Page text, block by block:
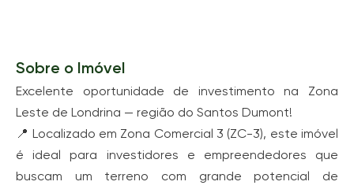
Sobre o Imóvel
Excelente oportunidade de investimento na Zona
Leste de Londrina — região do Santos Dumont!
📍 Localizado em Zona Comercial 3 (ZC-3), este imóvel
é ideal para investidores e empreendedores que
buscam um terreno com grande potencial de